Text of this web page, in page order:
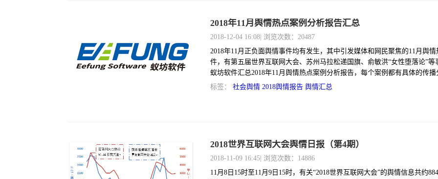
2018年11月舆情热点案例分析报告汇总
2018-12-04 16:08| 浏览次数：20487
2018年11月正负面舆情事件均有发生，其中引发媒体和网民聚焦的11月舆情
件，有第五届世界互联网大会、苏州马拉松递国旗、俞敏洪“女性堕落论”等
蚁坊软件汇总2018年11月舆情热点案例分析报告，每个案例都有具体的传播
据，供大家参考，数据均来源于蚁坊软件鹰眼速读网系统。
标签： 社会舆情 2018舆情报告 舆情汇总
2018世界互联网大会舆情日报（第4期）
2018-11-09 16:45| 浏览次数：14886
11月8日15时至11月9日15时，有关“2018世界互联网大会”的舆情信息共约